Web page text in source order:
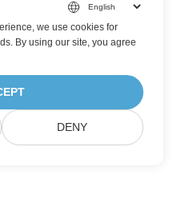
we use cookies for
By using our site, you agree
DENY